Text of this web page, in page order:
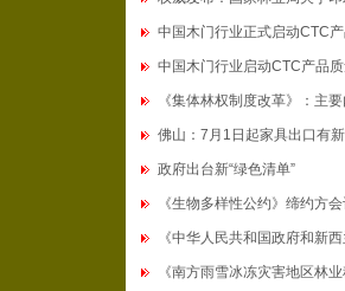
中国木门行业正式启动CTC
中国木门行业启动CTC产品
《集体林权制度改革》：主
佛山：7月1日起家具出口有
政府出台新“绿色清单”
《生物多样性公约》缔约方
《中华人民共和国政府和新
《南方雨雪冰冻灾害地区林